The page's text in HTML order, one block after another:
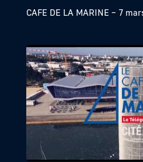
CAFE DE LA MARINE – 7